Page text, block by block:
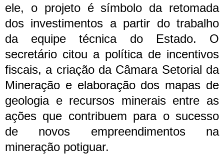
ele, o projeto é símbolo da retomada
dos investimentos a partir do trabalho
da equipe técnica do Estado. O
secretário citou a política de incentivos
fiscais, a criação da Câmara Setorial da
Mineração e elaboração dos mapas de
geologia e recursos minerais entre as
ações que contribuem para o sucesso
de novos empreendimentos na
mineração potiguar.